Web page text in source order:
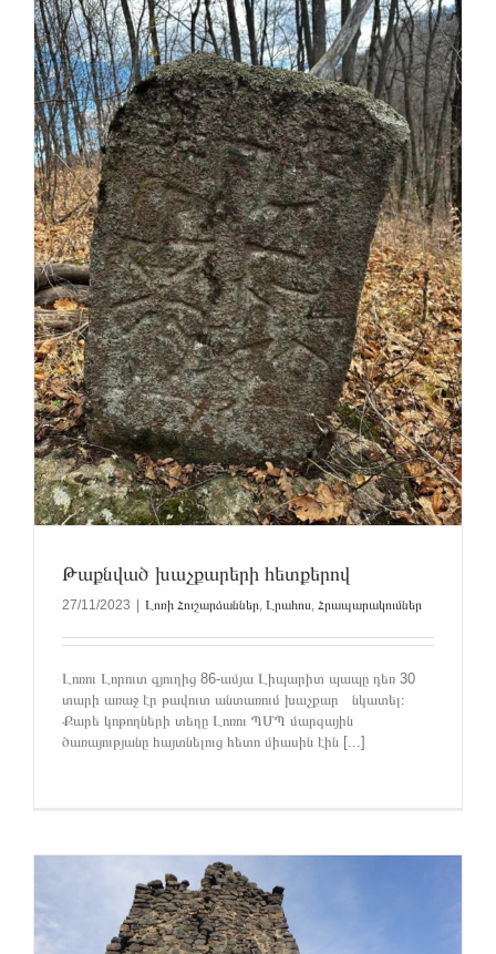
Թաքնված խաչքարերի հետքերով
27/11/2023 Լոռի Հուշարձաններ, Լրահոս, Հրապարակումներ
Լոռու Լորուտ գյուղից 86-ամյա Լիպարիտ պապը դեռ 30
տարի առաջ էր թավուտ անտառում խաչքար նկատել։
Քարե կոթողների տեղը Լոռու ՊՄՊ մարզային
ծառայությանը հայտնելուց հետո միասին էին [...]